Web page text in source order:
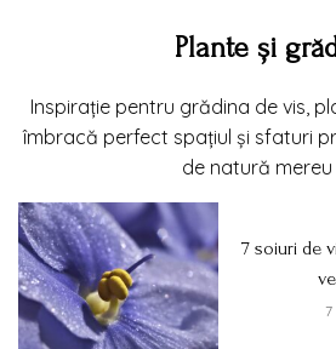
Plante și
Inspirație pentru grădina de vis,
îmbracă perfect spațiul și sfaturi
de natură mereu
7 soiuri de